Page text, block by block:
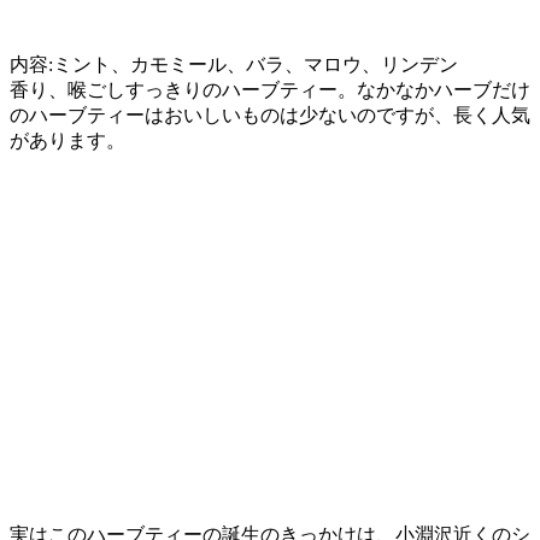
内容:ミント、カモミール、バラ、マロウ、リンデン
香り、喉ごしすっきりのハーブティー。なかなかハーブだけ
のハーブティーはおいしいものは少ないのですが、長く人気
があります。
実はこのハーブティーの誕生のきっかけは、小淵沢近くのシ